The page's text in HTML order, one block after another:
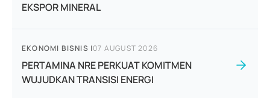
EKSPOR MINERAL
EKONOMI BISNIS |07 AUGUST 2026
PERTAMINA NRE PERKUAT KOMITMEN
WUJUDKAN TRANSISI ENERGI